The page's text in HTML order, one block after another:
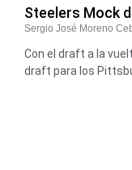
Steelers Mock
Sergio José Moreno
Con el draft a la
draft para los